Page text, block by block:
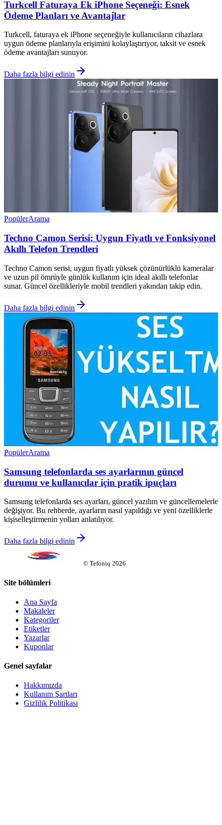
Turkcell Faturaya Ek iPhone Seçeneği: Esnek
Ödeme Planları ve Avantajlar
Turkcell, faturaya ek iPhone seçeneğiyle kullanıcıların cihazlara
uygun ödeme planlarıyla erişimini kolaylaştırıyor, taksit ve esnek
ödeme avantajları sunuyor.
Daha fazla bilgi edinin
PopülerArama
Techno Camon Serisi: Uygun Fiyatlı ve Fonksiyonel
Akıllı Telefon Trendleri
Techno Camon serisi, uygun fiyatlı yüksek çözünürlüklü kameralar
ve uzun pil ömrüyle günlük kullanım için ideal akıllı telefonlar
sunar. Güncel özellikleriyle mobil trendleri yakından takip edin.
Daha fazla bilgi edinin
PopülerArama
Samsung telefonlarda ses ayarlarının güncel
durumu ve kullanıcılar için pratik ipuçları
Samsung telefonlarda ses ayarları, güncel yazılım ve güncellemelerle
değişiyor. Bu rehberde, ayarların nasıl yapıldığı ve yeni özelliklerle
kişiselleştirmenin yolları anlatılıyor.
Daha fazla bilgi edinin
© Tefoniq 2026
Site bölümleri
Ana Sayfa
Makaleler
Kategoriler
Etiketler
Yazarlar
Kuponlar
Genel sayfalar
Hakkımızda
Kullanım Şartları
Gizlilik Politikası